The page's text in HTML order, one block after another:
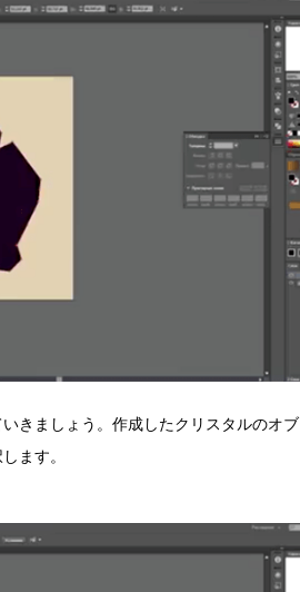
きましょう。作成したクリスタルのオ
ます。